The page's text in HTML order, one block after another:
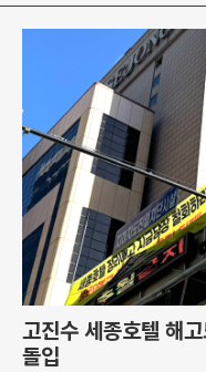
고진수 세종호텔 해
돌입